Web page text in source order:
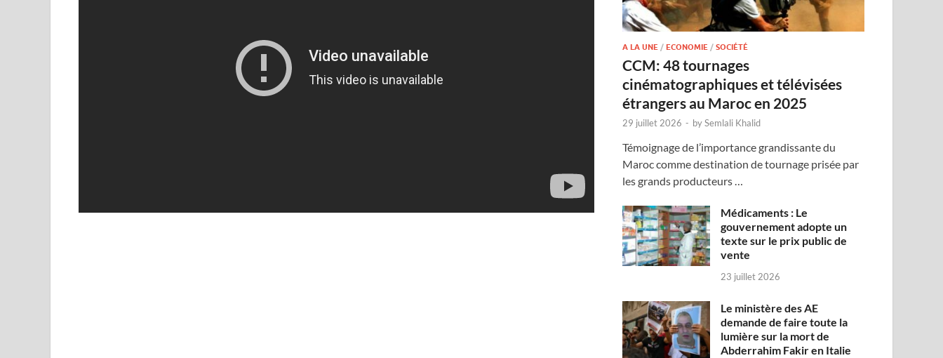
A LA UNE /ECONOMIE /SOCIÉTÉ
CCM: 48 tournages
cinématographiques et télévisées
étrangers au Maroc en 2025
29 juillet 2026 - bySemlali Khalid
Témoignage de l’importance grandissante du
Maroc comme destination de tournage prisée par
les grands producteurs …
Médicaments : Le
gouvernement adopte un
texte sur le prix public de
vente
23 juillet 2026
Le ministère des AE
demande de faire toute la
lumière sur la mort de
Abderrahim Fakir en Italie